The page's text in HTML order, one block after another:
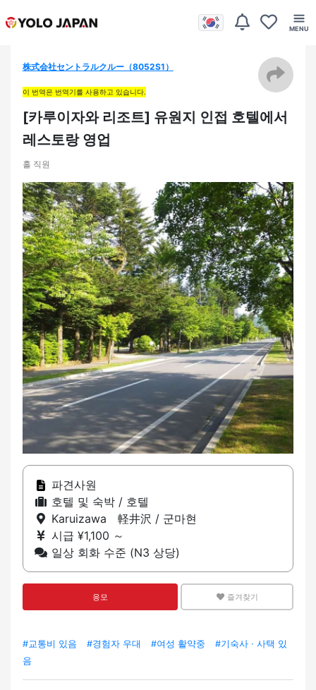
株式会社セントラルクルー（8052S1）
이 번역은 번역기를 사용하고 있습니다.
[카루이자와 리조트] 유원지 인접 호텔에서
레스토랑 영업
홀 직원
파견사원
호텔 및 숙박 / 호텔
Karuizawa 軽井沢 / 군마현
시급 ¥1,100 ～
일상 회화 수준 (N3 상당)
응모 즐겨찾기
#교통비 있음 #경험자 우대 #여성 활약중
#기숙사 · 사택 있
음